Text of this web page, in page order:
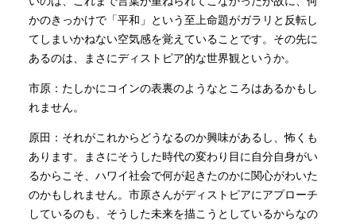
かのきっかけで「平和」という至上命題がガラリと反転し
てしまいかねない空気感を覚えていることです。その先に
あるのは、まさにディストピア的な世界観というか。
市原：たしかにコインの表裏のようなところはあるかもし
れません。
原田：それがこれからどうなるのか興味があるし、怖くも
あります。まさにそうした時代の変わり目に自分自身がい
るからこそ、ハワイ社会で何が起きたのかに関心がわいた
のかもしれません。市原さんがディストピアにアプローチ
しているのも、そうした未来を描こうとしているからなの